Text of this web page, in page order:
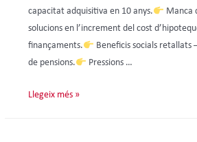
capacitat adquisitiva en 10 anys.
Manca
solucions en l’increment del cost
finançaments.
Beneficis socials retallats
de pensions.
Pressions …
Llegeix més »